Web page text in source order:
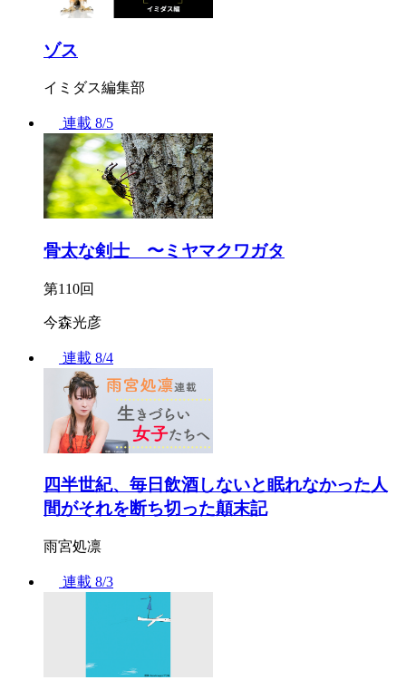
ゾス
イミダス編集部
連載 8/5
骨太な剣士 〜ミヤマクワガタ
第110回
今森光彦
連載 8/4
四半世紀、毎日飲酒しないと眠れなかった人
間がそれを断ち切った顛末記
雨宮処凛
連載 8/3